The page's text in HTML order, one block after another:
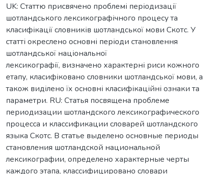
UK: Статтю присвячено проблемі періодизації
шотландського лексикографічного процесу та
класифікації словників шотландської мови Скотс. У
статті окреслено основні періоди становлення
шотландської національної
лексикографії, визначено характерні риси кожного
етапу, класифіковано словники шотландської мови, а
також виділено їх основні класифікаційні ознаки та
параметри. RU: Статья посвящена проблеме
периодизации шотландского лексикографического
процесса и классификации словарей шотландского
языка Скотс. В статье выделено основные периоды
становления шотландской национальной
лексикографии, определено характерные черты
каждого этапа, классифицировано словари